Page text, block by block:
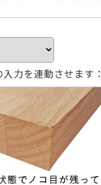
力を連動させます：